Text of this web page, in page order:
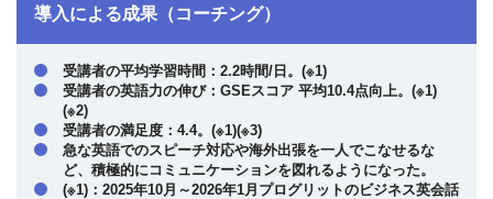
導入による成果（コーチング）
受講者の平均学習時間：2.2時間/日。(※1)
受講者の英語力の伸び：GSEスコア 平均10.4点向上。(※1)
(※2)
受講者の満足度：4.4。(※1)(※3)
急な英語でのスピーチ対応や海外出張を一人でこなせるな
ど、積極的にコミュニケーションを図れるようになった。
(※1)：2025年10月～2026年1月プログリットのビジネス英会話